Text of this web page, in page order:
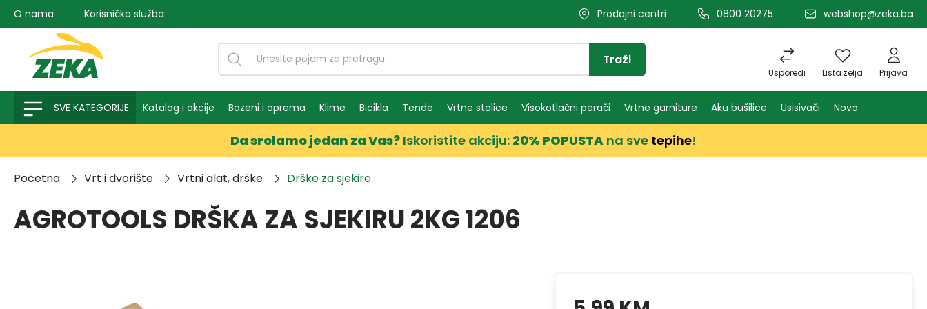
pretragu Preskoči na glavnu navigaciju
O nama Korisnička služba Prodajni centri 0800 20275 webshop@zeka.ba
Usporedi Lista želja Prijava
Traži
SVE KATEGORIJE Katalog i akcije Bazeni i oprema Klime Bicikla Tende Vrtne stolice Visokotlačni perači Vrtne garniture Aku bušilice Usisivači Novo
Da srolamo jedan za Vas? Iskoristite akciju: 20% POPUSTA na sve tepihe!
Početna Vrt i dvorište Vrtni alat, drške Drške za sjekire
AGROTOOLS DRŠKA ZA SJEKIRU 2KG 1206